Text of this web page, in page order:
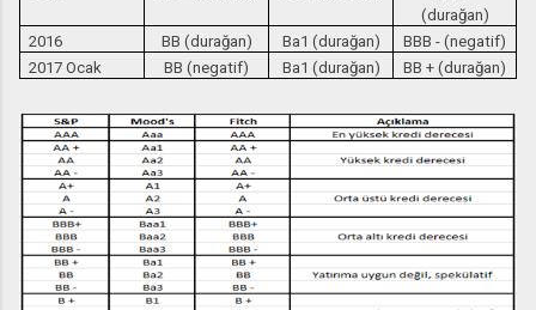
(durağan)
2016
BB (durağan) Ba1 (durağan)
BBB - (negatif)
2017 Ocak
BB (negatif) Ba1 (durağan) BB + (durağan)